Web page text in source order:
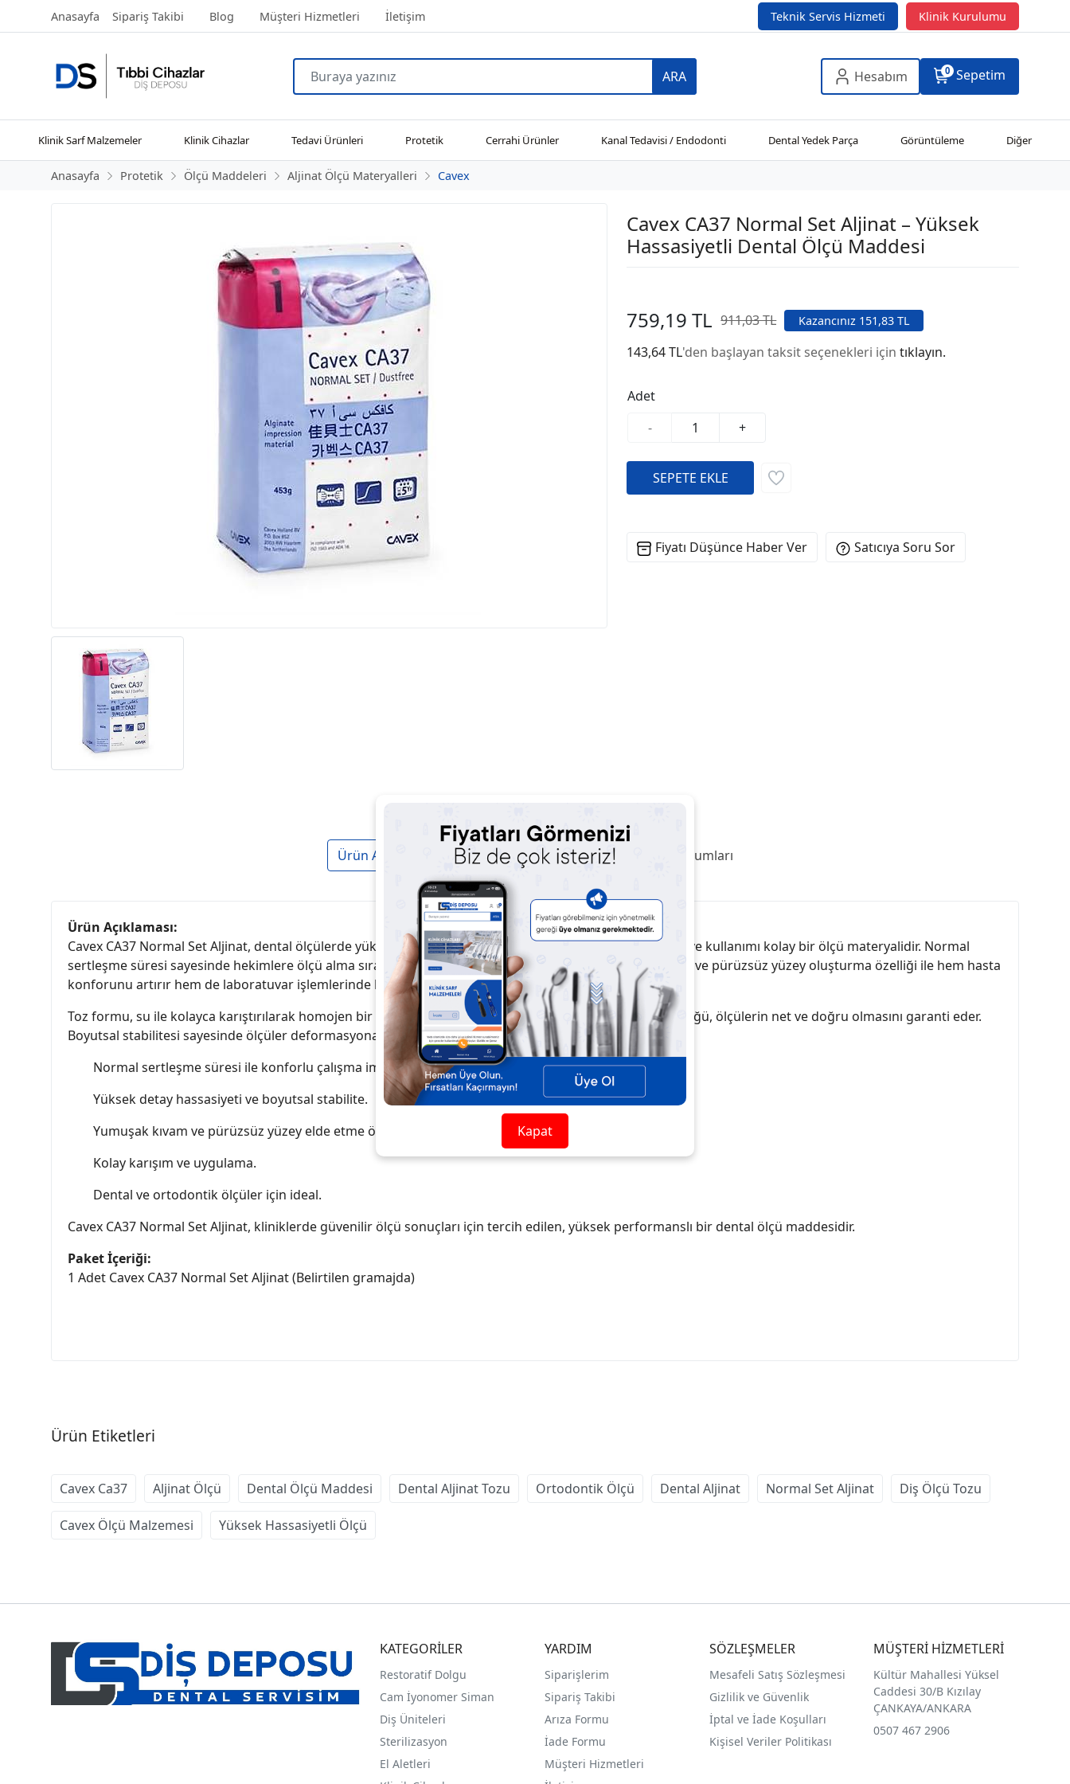
Anasayfa Sipariş Takibi Blog Müşteri Hizmetleri İletişim Teknik Servis Hizmeti Klinik Kurulumu
ARA Hesabım 0 Sepetim
Klinik Sarf Malzemeler Klinik Cihazlar Tedavi Ürünleri Protetik Cerrahi Ürünler Kanal Tedavisi / Endodonti Dental Yedek Parça Görüntüleme Diğer
Anasayfa Protetik Ölçü Maddeleri Aljinat Ölçü Materyalleri Cavex
Cavex CA37 Normal Set Aljinat – Yüksek
Hassasiyetli Dental Ölçü Maddesi
759,19 TL 911,03 TL Kazancınız 151,83 TL
143,64 TL'den başlayan taksit seçenekleri içintıklayın.
Adet
-
+
Fiyatı Düşünce Haber Ver Satıcıya Soru Sor
Ürün Açıklaması Taksit / Ödeme Seçenekleri Ürün Yorumları
Ürün Açıklaması:
Cavex CA37 Normal Set Aljinat, dental ölçülerde yüksek hassasiyet ve boyutsal stabilite sunan, güvenilir ve kullanımı kolay bir ölçü materyalidir. Normal
sertleşme süresi sayesinde hekimlere ölçü alma sırasında yeterli çalışma zamanı sağlar. Yumuşak kıvamı ve pürüzsüz yüzey oluşturma özelliği ile hem hasta
konforunu artırır hem de laboratuvar işlemlerinde kaliteli sonuçlar elde edilmesine yardımcı olur.
Toz formu, su ile kolayca karıştırılarak homojen bir kıvam elde edilmesini sağlar. Yüksek detay çözünürlüğü, ölçülerin net ve doğru olmasını garanti eder.
Boyutsal stabilitesi sayesinde ölçüler deformasyona uğramadan daha uzun süre saklanabilir.
Normal sertleşme süresi ile konforlu çalışma imkânı.
Yüksek detay hassasiyeti ve boyutsal stabilite.
Yumuşak kıvam ve pürüzsüz yüzey elde etme özelliği.
Kolay karışım ve uygulama.
Dental ve ortodontik ölçüler için ideal.
Cavex CA37 Normal Set Aljinat, kliniklerde güvenilir ölçü sonuçları için tercih edilen, yüksek performanslı bir dental ölçü maddesidir.
Paket İçeriği:
1 Adet Cavex CA37 Normal Set Aljinat (Belirtilen gramajda)
Ürün Etiketleri
Cavex Ca37 Aljinat Ölçü Dental Ölçü Maddesi Dental Aljinat Tozu Ortodontik Ölçü Dental Aljinat Normal Set Aljinat Diş Ölçü Tozu
Cavex Ölçü Malzemesi Yüksek Hassasiyetli Ölçü
KATEGORİLER
Restoratif Dolgu
Cam İyonomer Siman
Diş Üniteleri
Sterilizasyon
El Aletleri
YARDIM
Siparişlerim
Sipariş Takibi
Arıza Formu
İade Formu
Müşteri Hizmetleri
SÖZLEŞMELER
Mesafeli Satış Sözleşmesi
Gizlilik ve Güvenlik
İptal ve İade Koşulları
Kişisel Veriler Politikası
MÜŞTERİ HİZMETLERİ
Kültür Mahallesi Yüksel
Caddesi 30/B Kızılay
ÇANKAYA/ANKARA
0507 467 2906
Kapat